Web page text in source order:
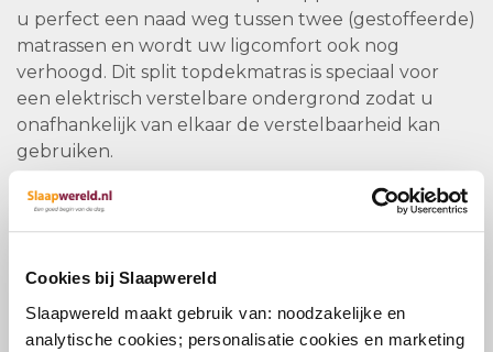
Cookies bij Slaapwereld
Slaapwereld maakt gebruik van: noodzakelijke en
analytische cookies; personalisatie cookies en marketing
u perfect een naad weg tussen twee (gestoffeerde)
matrassen en wordt uw ligcomfort ook nog
verhoogd. Dit split topdekmatras is speciaal voor
een elektrisch verstelbare ondergrond zodat u
onafhankelijk van elkaar de verstelbaarheid kan
gebruiken.
De confectionering is met border en ties van dit split
topdekmatras.